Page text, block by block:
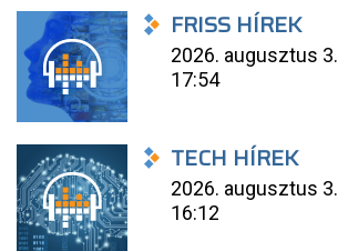
FRISS HÍREK
2026. augusztus 3.
17:54
TECH HÍREK
2026. augusztus 3.
16:12